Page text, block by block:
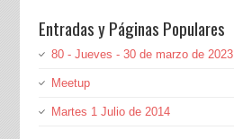
Entradas y Páginas Populares
80 - Jueves - 30 de marzo de 2023
Meetup
Martes 1 Julio de 2014